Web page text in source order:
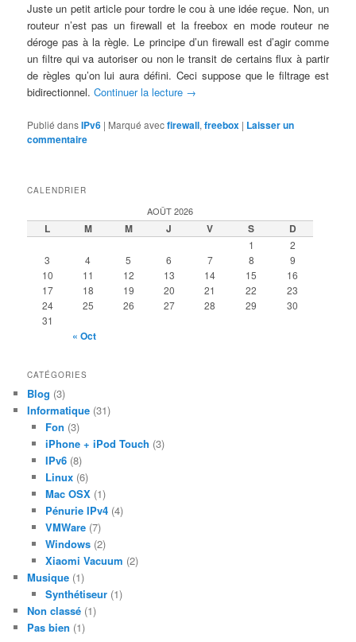
Juste un petit article pour tordre le cou à une idée reçue. Non, un
routeur n’est pas un firewall et la freebox en mode routeur ne
déroge pas à la règle. Le principe d’un firewall est d’agir comme
un filtre qui va autoriser ou non le transit de certains flux à partir
de règles qu’on lui aura défini. Ceci suppose que le filtrage est
bidirectionnel.Continuer la lecture →
Publié dansIPv6 | Marqué avecfirewall,freebox | Laisser un
commentaire
CALENDRIER
AOÛT 2026
L M M J V S D
1
2
3
4 5 6 7 8
9
10
11 12 13 14 15
16
17
18 19 20 21 22
23
24
25 26 27 28 29
30
31
« Oct
CATÉGORIES
Blog (3)
Informatique (31)
Fon (3)
iPhone + iPod Touch (3)
IPv6(8)
Linux(6)
Mac OSX(1)
Pénurie IPv4(4)
VMWare(7)
Windows(2)
Xiaomi Vacuum (2)
Musique (1)
Synthétiseur(1)
Non classé (1)
Pas bien (1)